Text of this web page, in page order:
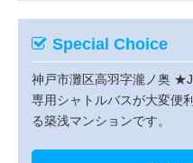
Special Choice
神戸市灘区高羽字瀧ノ奥
専用シャトルバスが大変便
る築浅マンションです。